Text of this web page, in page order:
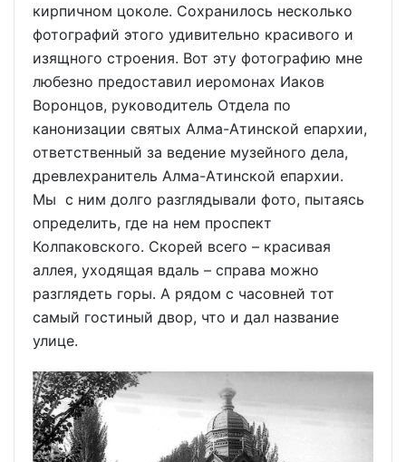
кирпичном цоколе. Сохранилось несколько
фотографий этого удивительно красивого и
изящного строения. Вот эту фотографию мне
любезно предоставил иеромонах Иаков
Воронцов, руководитель Отдела по
канонизации святых Алма-Атинской епархии,
ответственный за ведение музейного дела,
древлехранитель Алма-Атинской епархии.
Мы с ним долго разглядывали фото, пытаясь
определить, где на нем проспект
Колпаковского. Скорей всего – красивая
аллея, уходящая вдаль – справа можно
разглядеть горы. А рядом с часовней тот
самый гостиный двор, что и дал название
улице.